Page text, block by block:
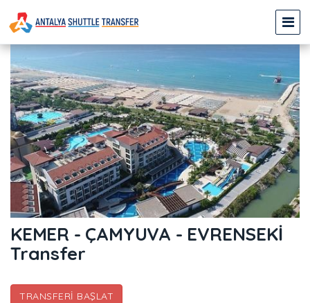
KEMER - ÇAMYUVA - EVRENSEKİ
Transfer
TRANSFERI BAŞLAT